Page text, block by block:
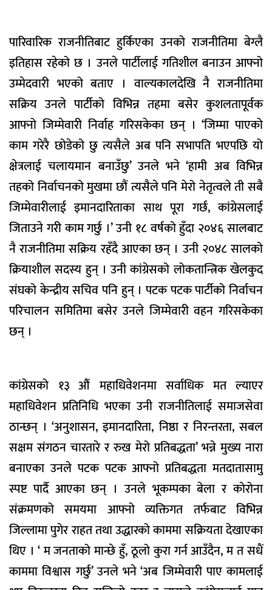
पारिवारिक राजनीतिबाट हुर्किएका उनको राजनीतिमा बेग्लै
इतिहास रहेको छ । उनले पार्टीलाई गतिशील बनाउन आफ्नो
उम्मेदवारी भएको बताए । वाल्यकालदेखि नै राजनीतिमा
सक्रिय उनले पार्टीको विभिन्न तहमा बसेर कुशलतापूर्वक
आफ्नो जिम्मेवारी निर्वाह गरिसकेका छन् । ‘जिम्मा पाएको
काम गरेरै छोडेको छु त्यसैले अब पनि सभापति भएपछि यो
क्षेत्रलाई चलायमान बनाउँछु’ उनले भने ‘हामी अब विभिन्न
तहको निर्वाचनको मुखमा छौं त्यसैले पनि मेरो नेतृत्वले ती सबै
जिम्मेवारीलाई इमानदारिताका साथ पूरा गर्छ, कांग्रेसलाई
जिताउने गरी काम गर्छु ।’ उनी १८ वर्षको हुँदा २०४६ सालबाट
नै राजनीतिमा सक्रिय रहँदै आएका छन् । उनी २०४८ सालको
क्रियाशील सदस्य हुन् । उनी कांग्रेसको लोकतान्त्रिक खेलकुद
संघको केन्द्रीय सचिव पनि हुन् । पटक पटक पार्टीको निर्वाचन
परिचालन समितिमा बसेर उनले जिम्मेवारी वहन गरिसकेका
छन् ।
कांग्रेसको १३ औं महाधिवेशनमा सर्वाधिक मत ल्याएर
महाधिवेशन प्रतिनिधि भएका उनी राजनीतिलाई समाजसेवा
ठान्छन् । ‘अनुशासन, इमानदारिता, निष्ठा र निरन्तरता, सबल
सक्षम संगठन चारतारे र रुख मेरो प्रतिबद्धता’ भन्ने मुख्य नारा
बनाएका उनले पटक पटक आफ्नो प्रतिबद्धता मतदातासामु
स्पष्ट पार्दै आएका छन् । उनले भूकम्पका बेला र कोरोना
संक्रमणको समयमा आफ्नो व्यक्तिगत तर्फबाट विभिन्न
जिल्लामा पुगेर राहत तथा उद्धारको काममा सक्रियता देखाएका
थिए । ‘ म जनताको मान्छे हुँ, ठूलो कुरा गर्न आउँदैन, म त सधैं
काममा विश्वास गर्छु’ उनले भने ‘अब जिम्मेवारी पाए कामलाई